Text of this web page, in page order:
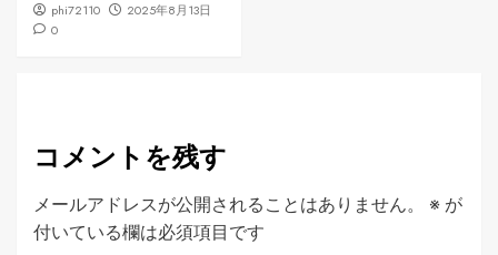
phi72110
2025年8月13日
0
コメントを残す
メールアドレスが公開されることはありません。 ※ が
付いている欄は必須項目です